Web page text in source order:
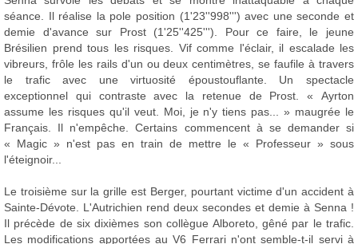
séance. Il réalise la pole position (1'23''998''') avec une seconde et
demie d'avance sur Prost (1'25''425'''). Pour ce faire, le jeune
Brésilien prend tous les risques. Vif comme l'éclair, il escalade les
vibreurs, frôle les rails d'un ou deux centimètres, se faufile à travers
le trafic avec une virtuosité époustouflante. Un spectacle
exceptionnel qui contraste avec la retenue de Prost. « Ayrton
assume les risques qu'il veut. Moi, je n'y tiens pas... » maugrée le
Français. Il n'empêche. Certains commencent à se demander si
« Magic » n'est pas en train de mettre le « Professeur » sous
l'éteignoir...
Le troisième sur la grille est Berger, pourtant victime d'un accident à
Sainte-Dévote. L'Autrichien rend deux secondes et demie à Senna !
Il précède de six dixièmes son collègue Alboreto, gêné par le trafic.
Les modifications apportées au V6 Ferrari n'ont semble-t-il servi à